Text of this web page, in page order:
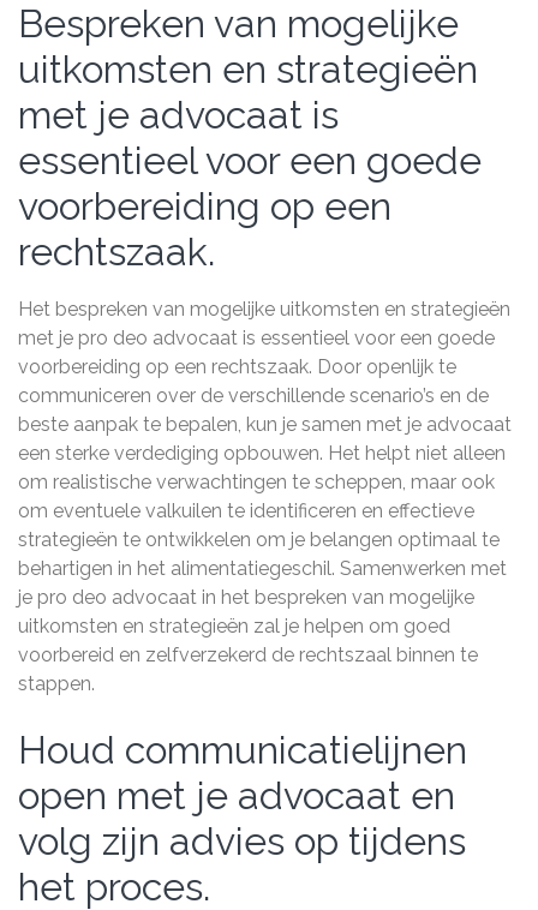
Bespreken van mogelijke
uitkomsten en strategieën
met je advocaat is
essentieel voor een goede
voorbereiding op een
rechtszaak.
Het bespreken van mogelijke uitkomsten en strategieën
met je pro deo advocaat is essentieel voor een goede
voorbereiding op een rechtszaak. Door openlijk te
communiceren over de verschillende scenario’s en de
beste aanpak te bepalen, kun je samen met je advocaat
een sterke verdediging opbouwen. Het helpt niet alleen
om realistische verwachtingen te scheppen, maar ook
om eventuele valkuilen te identificeren en effectieve
strategieën te ontwikkelen om je belangen optimaal te
behartigen in het alimentatiegeschil. Samenwerken met
je pro deo advocaat in het bespreken van mogelijke
uitkomsten en strategieën zal je helpen om goed
voorbereid en zelfverzekerd de rechtszaal binnen te
stappen.
Houd communicatielijnen
open met je advocaat en
volg zijn advies op tijdens
het proces.